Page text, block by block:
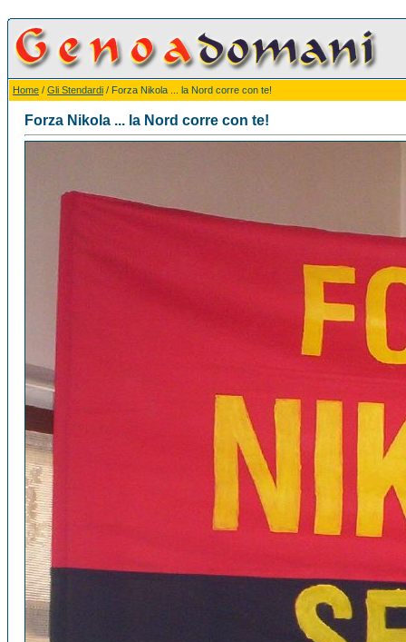
Home / Gli Stendardi / Forza Nikola ... la Nord corre con te!
Forza Nikola ... la Nord corre con te!